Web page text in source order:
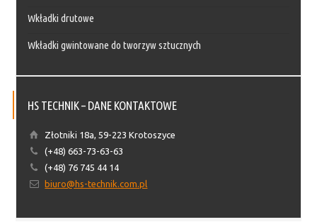
Wkładki drutowe
Wkładki gwintowane do tworzyw sztucznych
HS TECHNIK – DANE KONTAKTOWE
Złotniki 18a, 59-223 Krotoszyce
(+48) 663-73-63-63
(+48) 76 745 44 14
biuro@hs-technik.com.pl